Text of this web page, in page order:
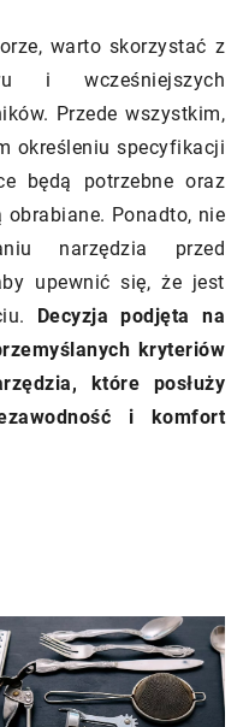
warto skorzystać z
i wcześniejszych
Przede wszystkim,
określeniu specyfikacji
będą potrzebne oraz
obrabiane. Ponadto, nie
narzędzia przed
upewnić się, że jest
Decyzja podjęta na
kryteriów
które posłuży
i komfort